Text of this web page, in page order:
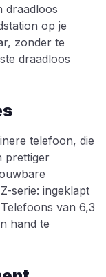
draadloos
op je
zonder te
draadloos
telefoon, die
prettiger
serie: ingeklapt
van 6,3
hand te